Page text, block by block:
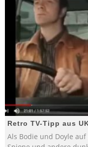
Retro TV-Tipp aus
Als Bodie und Doyle